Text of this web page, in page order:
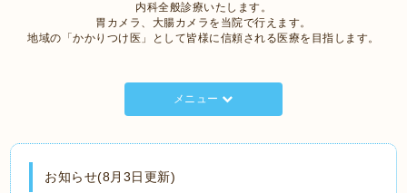
内科全般診療いたします。
胃カメラ、大腸カメラを当院で行えます。
地域の「かかりつけ医」として皆様に信頼される医療を目指します。
メニュー
お知らせ(8月3日更新)